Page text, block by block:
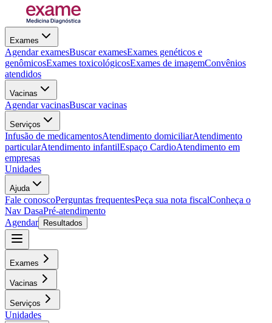
Exames
Agendar examesBuscar examesExames genéticos e
genômicosExames toxicológicosExames de imagemConvênios
atendidos
Vacinas
Agendar vacinasBuscar vacinas
Serviços
Infusão de medicamentosAtendimento domiciliarAtendimento
particularAtendimento infantilEspaço CardioAtendimento em
empresas
Unidades
Ajuda
Fale conoscoPerguntas frequentesPeça sua nota fiscalConheça o
Nav DasaPré-atendimento
Agendar
Resultados
Exames
Vacinas
Serviços
Unidades